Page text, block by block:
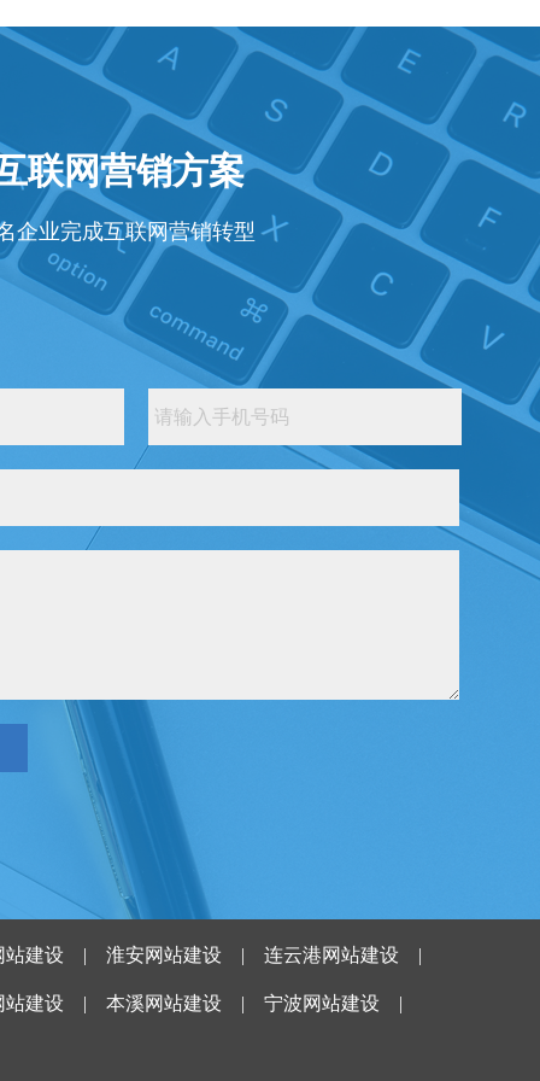
联网营销方案
企业完成互联网营销转型
站建设 |淮安网站建设 |连云港网站建设 |
站建设 |本溪网站建设 |宁波网站建设 |